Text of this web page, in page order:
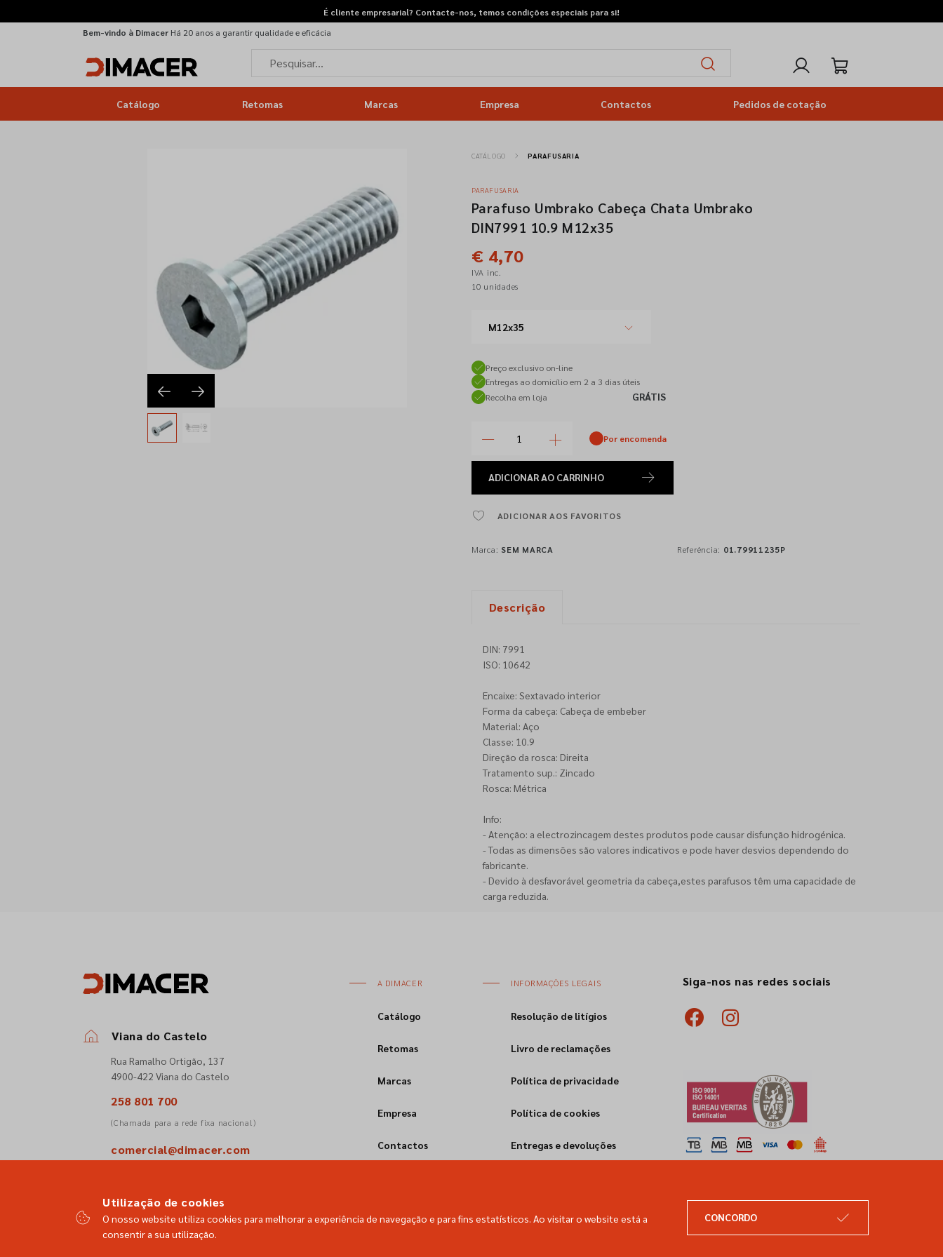
É cliente empresarial? Contacte-nos, temos condições especiais para si!
Bem-vindo à Dimacer Há 20 anos a garantir qualidade e eficácia
Catálogo Retomas Marcas Empresa Contactos Pedidos de cotação
CATÁLOGO PARAFUSARIA
PARAFUSARIA
Parafuso Umbrako Cabeça Chata Umbrako
DIN7991 10.9 M12x35
€ 4,70
IVA inc.
10 unidades
M12x35
Preço exclusivo on-line
Entregas ao domicílio em 2 a 3 dias úteis
Recolha em loja
GRÁTIS
Por encomenda
ADICIONARAO CARRINHO
ADICIONAR AOS FAVORITOS
Marca: SEM MARCA Referência: 01.79911235P
Descrição
DIN: 7991
ISO: 10642
Encaixe: Sextavado interior
Forma da cabeça: Cabeça de embeber
Material: Aço
Classe: 10.9
Direção da rosca: Direita
Tratamento sup.: Zincado
Rosca: Métrica
Info:
- Atenção: a electrozincagem destes produtos pode causar disfunção hidrogénica.
- Todas as dimensões são valores indicativos e pode haver desvios dependendo do
fabricante.
- Devido à desfavorável geometria da cabeça,estes parafusos têm uma capacidade de
carga reduzida.
Viana do Castelo
Rua Ramalho Ortigão, 137
4900-422 Viana do Castelo
258 801 700
(Chamada para a rede fixa nacional)
comercial@dimacer.com
A DIMACER
Catálogo
Retomas
Marcas
Empresa
Contactos
INFORMAÇÕES LEGAIS
Resolução de litígios
Livro de reclamações
Política de privacidade
Política de cookies
Entregas e devoluções
Siga-nos nas redes sociais
Utilização de cookies
O nosso website utiliza cookies para melhorar a experiência de navegação e para fins estatísticos. Ao visitar o website está a
consentir a sua utilização.
CONCORDO